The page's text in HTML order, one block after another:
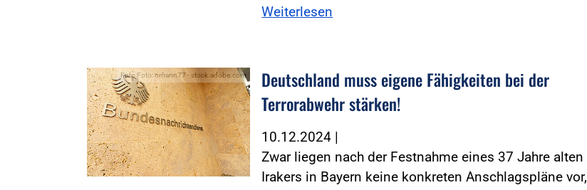
Weiterlesen
Foto:Foto: nmann77 - stock.adobe.com
Deutschland muss eigene Fähigkeiten bei der
Terrorabwehr stärken!
10.12.2024 |
Zwar liegen nach der Festnahme eines 37 Jahre alten
Irakers in Bayern keine konkreten Anschlagspläne vor,